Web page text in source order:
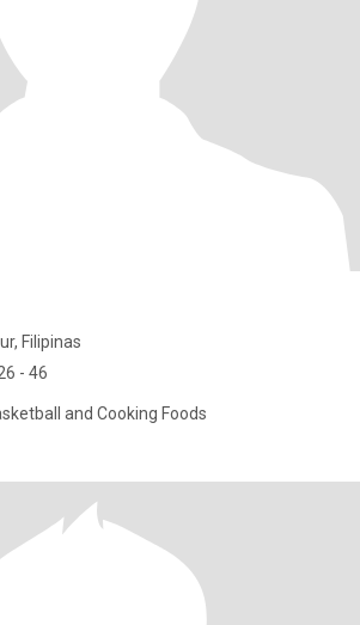
Filipinas
- 46
and Cooking Foods